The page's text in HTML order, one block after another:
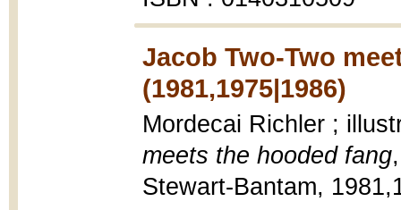
Jacob Two-Two
(1981,1975|1986)
Mordecai Richler ;
meets the hooded fang
Stewart-Bantam,